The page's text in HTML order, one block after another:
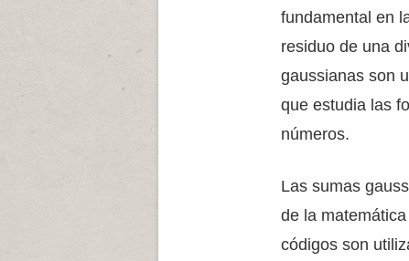
fundamental en
residuo de una
gaussianas son
que estudia las
números.
Las sumas
de la
códigos son